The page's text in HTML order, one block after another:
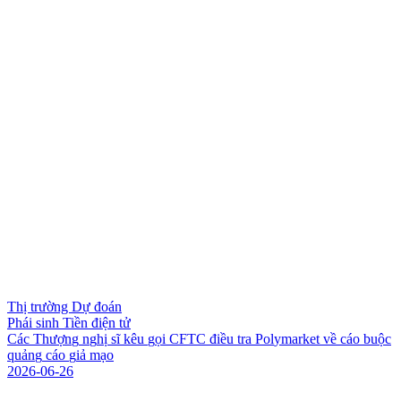
Thị trường Dự đoán
Phái sinh Tiền điện tử
Các Thượng nghị sĩ kêu gọi CFTC điều tra Polymarket về cáo buộc
quảng cáo giả mạo
2026-06-26